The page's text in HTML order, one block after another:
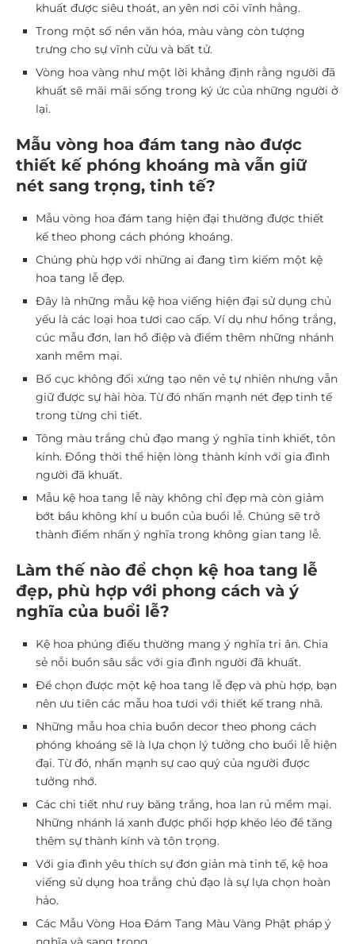
khuất được siêu thoát, an yên nơi cõi vĩnh hằng.
Trong một số nền văn hóa, màu vàng còn tượng
trưng cho sự vĩnh cửu và bất tử.
Vòng hoa vàng như một lời khẳng định rằng người đã
khuất sẽ mãi mãi sống trong ký ức của những người ở
lại.
Mẫu vòng hoa đám tang nào được
thiết kế phóng khoáng mà vẫn giữ
nét sang trọng, tinh tế?
Mẫu vòng hoa đám tang hiện đại thường được thiết
kế theo phong cách phóng khoáng.
Chúng phù hợp với những ai đang tìm kiếm một kệ
hoa tang lễ đẹp.
Đây là những mẫu kệ hoa viếng hiện đại sử dụng chủ
yếu là các loại hoa tươi cao cấp. Ví dụ như hồng trắng,
cúc mẫu đơn, lan hồ điệp và điểm thêm những nhánh
xanh mềm mại.
Bố cục không đối xứng tạo nên vẻ tự nhiên nhưng vẫn
giữ được sự hài hòa. Từ đó nhấn mạnh nét đẹp tinh tế
trong từng chi tiết.
Tông màu trắng chủ đạo mang ý nghĩa tinh khiết, tôn
kính. Đồng thời thể hiện lòng thành kính với gia đình
người đã khuất.
Mẫu kệ hoa tang lễ này không chỉ đẹp mà còn giảm
bớt bầu không khí u buồn của buổi lễ. Chúng sẽ trở
thành điểm nhấn ý nghĩa trong không gian tang lễ.
Làm thế nào để chọn kệ hoa tang lễ
đẹp, phù hợp với phong cách và ý
nghĩa của buổi lễ?
Kệ hoa phúng điếu thường mang ý nghĩa tri ân. Chia
sẻ nỗi buồn sâu sắc với gia đình người đã khuất.
Để chọn được một kệ hoa tang lễ đẹp và phù hợp, bạn
nên ưu tiên các mẫu hoa tươi với thiết kế trang nhã.
Những mẫu hoa chia buồn decor theo phong cách
phóng khoáng sẽ là lựa chọn lý tưởng cho buổi lễ hiện
đại. Từ đó, nhấn mạnh sự cao quý của người được
tưởng nhớ.
Các chi tiết như ruy băng trắng, hoa lan rủ mềm mại.
Những nhánh lá xanh được phối hợp khéo léo để tăng
thêm sự thành kính và tôn trọng.
Với gia đình yêu thích sự đơn giản mà tinh tế, kệ hoa
viếng sử dụng hoa trắng chủ đạo là sự lựa chọn hoàn
hảo.
Các Mẫu Vòng Hoa Đám Tang Màu Vàng Phật pháp ý